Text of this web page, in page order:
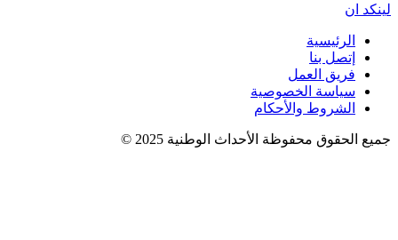
لينكد ان
الرئيسية
إتصل بنا
فريق العمل
سياسة الخصوصية
الشروط والأحكام
جميع الحقوق محفوظة الأحداث الوطنية 2025 ©